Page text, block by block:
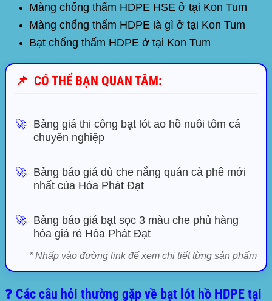
Màng chống thấm HDPE HSE ở tại Kon Tum
Màng chống thấm HDPE là gì ở tại Kon Tum
Bạt chống thấm HDPE ở tại Kon Tum
📌 CÓ THỂ BẠN QUAN TÂM:
🚀
Bảng giá thi công bạt lót ao hồ nuôi tôm cá
chuyên nghiệp
🚀
Bảng báo giá dù che nắng quán cà phê mới
nhất của Hòa Phát Đạt
🚀
Bảng báo giá bạt sọc 3 màu che phủ hàng
hóa giá rẻ Hòa Phát Đạt
* Nhấp vào đường link để xem chi tiết từng sản phẩm
❓ Các câu hỏi thường gặp về bạt lót hồ HDPE tại